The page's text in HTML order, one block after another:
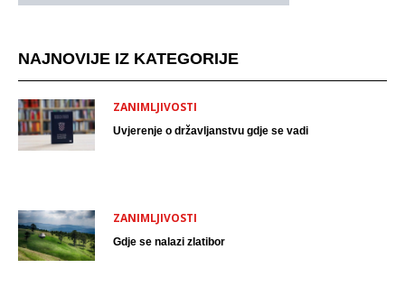
NAJNOVIJE IZ KATEGORIJE
ZANIMLJIVOSTI
Uvjerenje o državljanstvu gdje se vadi
ZANIMLJIVOSTI
Gdje se nalazi zlatibor